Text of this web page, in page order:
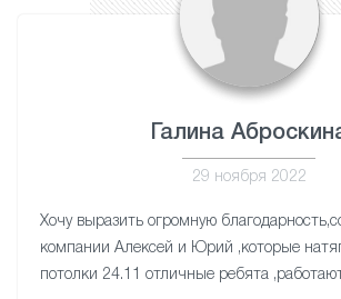
Галина
29 ноября 2022
Хочу выразить огромную
компании Алексей и Юрий ,которые
потолки 24.11 отличные ребята